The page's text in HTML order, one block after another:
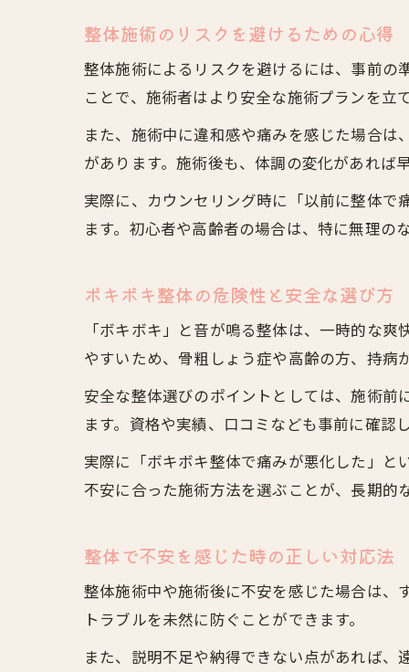
整体施術のリスクを避けるための心得
整体施術によるリスクを避けるには、事前の
ことで、施術者はより安全な施術プランを立
また、施術中に違和感や痛みを感じた場合
があります。施術後も、体調の変化があれば
実際に、カウンセリング時に「以前に整体で
ます。初心者や高齢者の場合は、特に無理の
ボキボキ整体の危険性と安全な選び方
「ボキボキ」と音が鳴る整体は、一時的な
やすいため、骨粗しょう症や高齢の方、持病
安全な整体選びのポイントとしては、施術
ます。資格や実績、口コミなども事前に確認
実際に「ボキボキ整体で痛みが悪化した」
不安に合った施術方法を選ぶことが、長期的
整体で不安を感じた時の正しい対応法
整体施術中や施術後に不安を感じた場合は
トラブルを未然に防ぐことができます。
また、説明不足や納得できない点があれば